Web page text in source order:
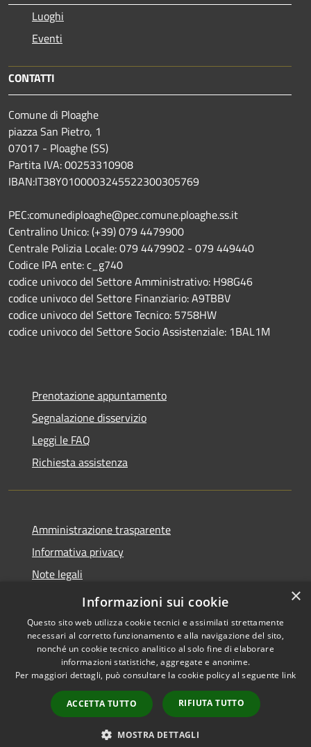
Luoghi
Eventi
CONTATTI
Comune di Ploaghe
piazza San Pietro, 1
07017 - Ploaghe (SS)
Partita IVA: 00253310908
IBAN:IT38Y0100003245522300305769
PEC:comunediploaghe@pec.comune.ploaghe.ss.it
Centralino Unico: (+39) 079 4479900
Centrale Polizia Locale: 079 4479902 - 079 449440
Codice IPA ente: c_g740
codice univoco del Settore Amministrativo: H98G46
codice univoco del Settore Finanziario: A9TBBV
codice univoco del Settore Tecnico: 5758HW
codice univoco del Settore Socio Assistenziale: 1BAL1M
Prenotazione appuntamento
Segnalazione disservizio
Leggi le FAQ
Richiesta assistenza
Amministrazione trasparente
Informativa privacy
Note legali
Dichiarazione di accessibilità
Accessibilità
Copyright © 2026 • Comune di
Ploaghe • Powered by
Municipium•
Accesso
redazione
×
Informazioni sui cookie
Questo sito web utilizza cookie tecnici e assimilati strettamente
necessari al corretto funzionamento e alla navigazione del sito,
nonché un cookie tecnico analitico al solo fine di elaborare
informazioni statistiche, aggregate e anonime.
Per maggiori dettagli, può consultare la cookie policy al seguente link
ACCETTA TUTTO RIFIUTA TUTTO
MOSTRA DETTAGLI